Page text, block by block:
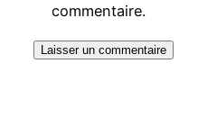
commentaire.